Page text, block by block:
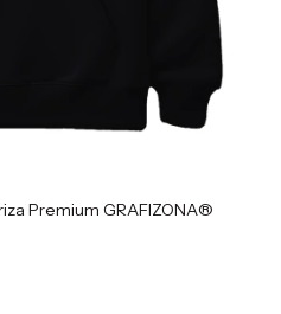
Premium GRAFIZONA®